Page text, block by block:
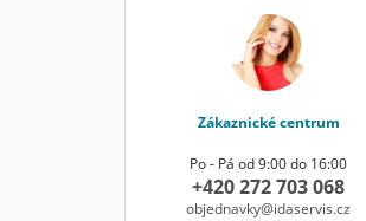
Zákaznické centrum
Po - Pá od 9:00 do 16:00
+420 272 703 068
objednavky@idaservis.cz